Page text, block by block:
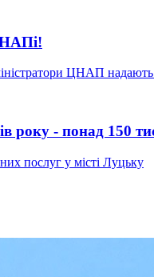
ЦНАП
- понад 150
послуг у місті Луцьку